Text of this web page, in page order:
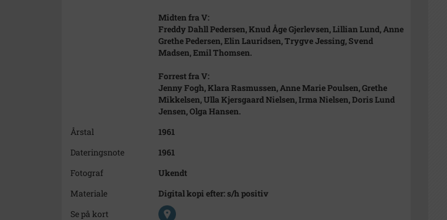
Midten fra V:
Freddy Dahll Pedersen, Knud Åge Gjerlevsen, Lillian Lund, Anne
Grethe Pedersen, Elin Lauridsen, Trygve Jessing, Svend
Madsen, Emil Thomsen.
Forrest fra V:
Jenny Fogh, Klara Rasmussen, Anne Marie Poulsen, Grethe
Mikkelsen, Ulla Kjersgaard Nielsen, Irma Nielsen, Doris Lund
Jensen, Olga Hansen.
Årstal
1961
Dateringsnote
1961
Fotograf
Ukendt
Materiale
Digital kopi efter: s/h positiv
Se på kort